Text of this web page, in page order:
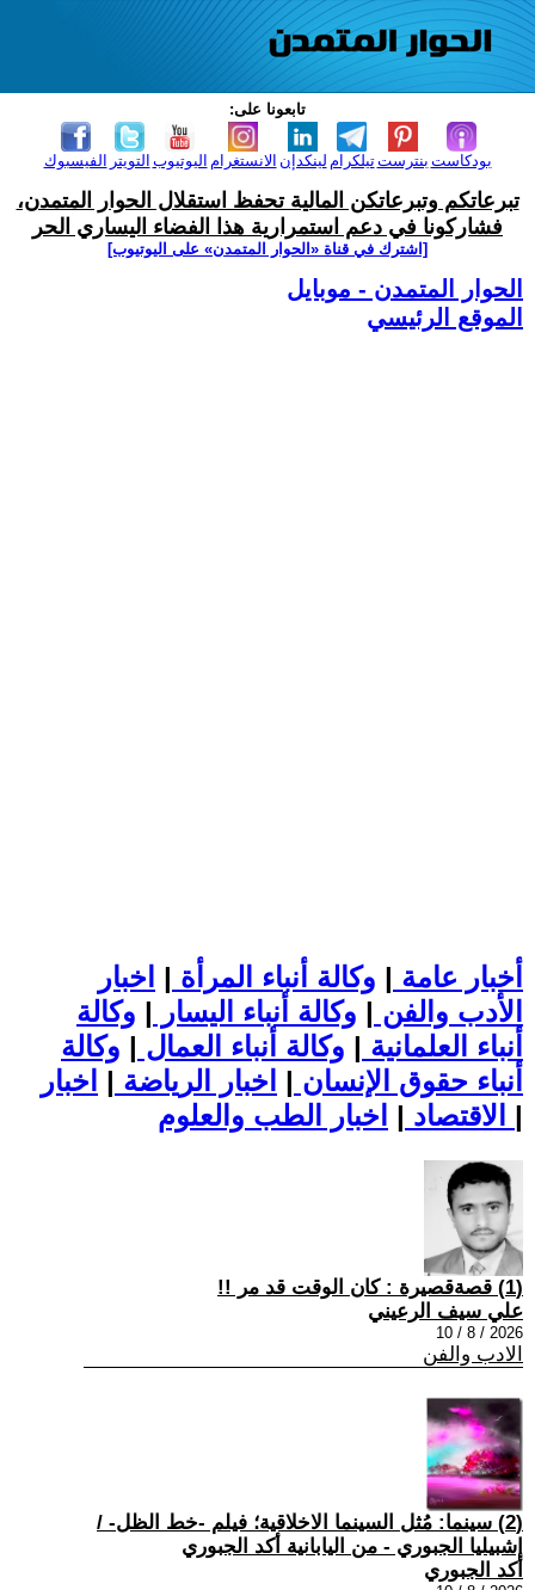
تابعونا على:
الفيسبوك التويتر اليوتيوب الانستغرام لينكدإن تيلكرامبنترست بودكاست
تبرعاتكم وتبرعاتكن المالية تحفظ استقلال الحوار المتمدن،
فشاركونا في دعم استمرارية هذا الفضاء اليساري الحر
[اشترك في قناة ‫«الحوار المتمدن» على اليوتيوب]
الحوار المتمدن - موبايل
الموقع الرئيسي
أخبار عامة | وكالة أنباء المرأة | اخبار
الأدب والفن | وكالة أنباء اليسار | وكالة
أنباء العلمانية | وكالة أنباء العمال | وكالة
أنباء حقوق الإنسان | اخبار الرياضة | اخبار
الاقتصاد | |
(1) قصةقصيرة : كان الوقت قد مر !!
علي سيف الرعيني
2026 / 8 / 10
الادب والفن
(2) سينما: مُثل السينما الاخلاقية؛ فيلم -خط الظل- /
إشبيليا الجبوري - من اليابانية أكد الجبوري
أكد الجبوري